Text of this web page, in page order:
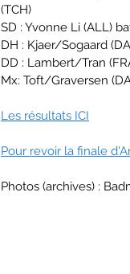
(TCH)
SD : Yvonne Li (ALL)
DH : Kjaer/Sogaard
DD : Lambert/Tran
Mx: Toft/Graversen
Les résultats ICI
Pour revoir la finale
Photos (archives) :